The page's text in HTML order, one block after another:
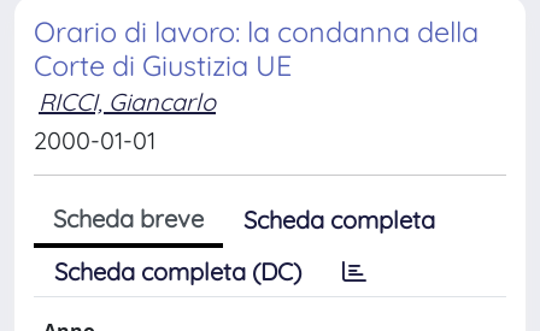
Orario di lavoro: la condanna della
Corte di Giustizia UE
RICCI, Giancarlo
2000-01-01
Scheda breve
Scheda completa
Scheda completa (DC)